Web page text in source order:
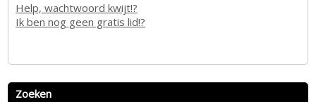
Help, wachtwoord kwijt!?
Ik ben nog geen gratis lid!?
Zoeken